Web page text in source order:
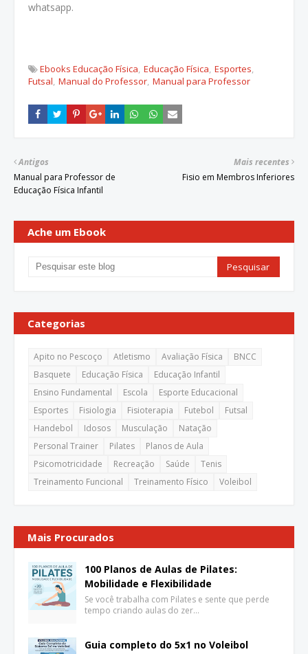
whatsapp.
Ebooks Educação Física Educação Física Esportes
Futsal Manual do Professor Manual para Professor
Mais recentes
Fisio em Membros Inferiores
Antigos
Manual para Professor de
Educação Física Infantil
Ache um Ebook
Categorias
Apito no Pescoço Atletismo Avaliação Física
BNCC
Basquete
Educação Física
Educação Infantil
Ensino Fundamental
Escola
Esporte Educacional
Esportes
Fisiologia Fisioterapia Futebol
Futsal
Handebol
Idosos Musculação
Natação
Personal Trainer
Pilates
Planos de Aula
Psicomotricidade
Recreação Saúde
Tenis
Treinamento Funcional
Treinamento Físico Voleibol
Mais Procurados
100 Planos de Aulas de Pilates:
Mobilidade e Flexibilidade
Se você trabalha com Pilates e sente que perde
tempo criando aulas do zer…
Guia completo do 5x1 no Voleibol